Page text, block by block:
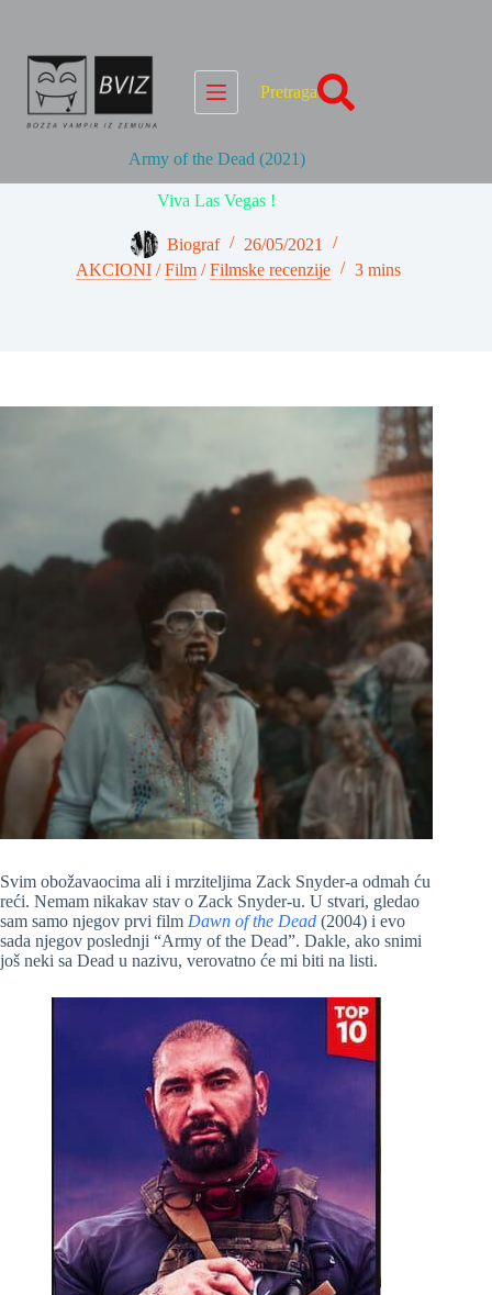
Pretraga
Army of the Dead (2021)
Viva Las Vegas !
Biograf
26/05/2021
AKCIONI /Film /Filmske recenzije 3 mins
Svim obožavaocima ali i mrziteljima Zack Snyder-a odmah ću
reći. Nemam nikakav stav o Zack Snyder-u. U stvari, gledao
sam samo njegov prvi film Dawn of the Dead (2004) i evo
sada njegov poslednji “Army of the Dead”. Dakle, ako snimi
još neki sa Dead u nazivu, verovatno će mi biti na listi.